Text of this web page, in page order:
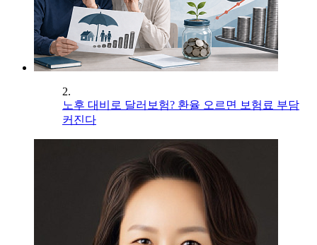
2.
노후 대비로 달러보험? 환율 오르면 보험료 부담
커진다